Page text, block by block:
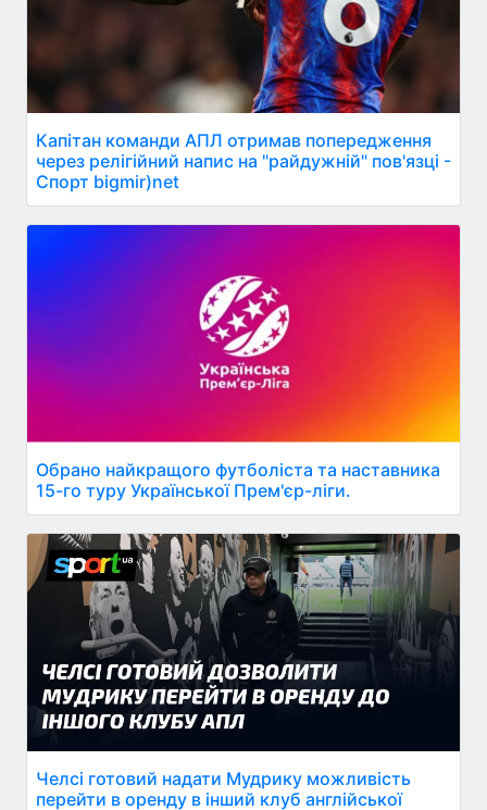
Капітан команди АПЛ отримав попередження
через релігійний напис на "райдужній" пов'язці -
Спорт bigmir)net
Обрано найкращого футболіста та наставника
15-го туру Української Прем'єр-ліги.
Челсі готовий надати Мудрику можливість
перейти в оренду в інший клуб англійської